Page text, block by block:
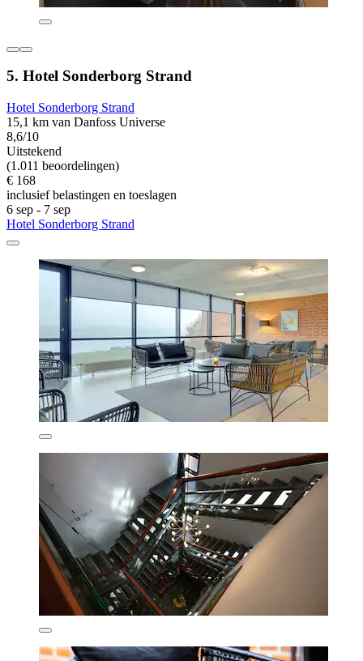
5. Hotel Sonderborg Strand
Hotel Sonderborg Strand
15,1 km van Danfoss Universe
8,6/10
Uitstekend
(1.011 beoordelingen)
€ 168
inclusief belastingen en toeslagen
6 sep - 7 sep
Hotel Sonderborg Strand